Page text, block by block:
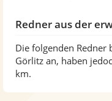
Redner aus der
Die folgenden Redner
Görlitz an, haben
km.